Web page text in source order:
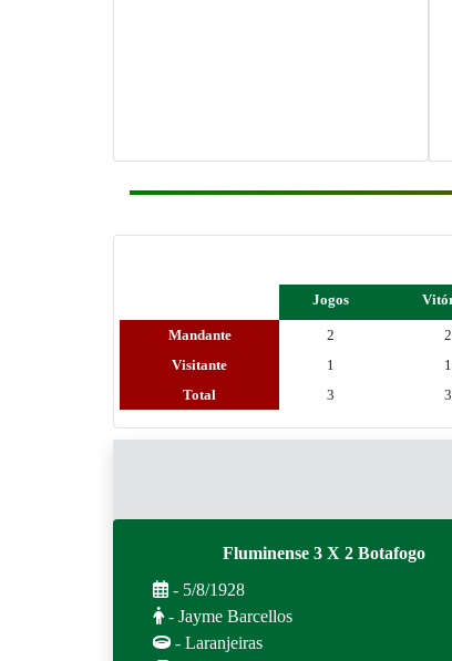
Jogos
Mandante 2 2
Visitante
1 1
Total
3 3
Fluminense 3 X 2 Botafogo
- 5/8/1928
- Jayme Barcellos
- Laranjeiras